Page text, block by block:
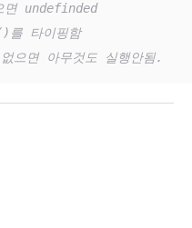
면 undefinded
타이핑함
으면 아무것도 실행안됨.